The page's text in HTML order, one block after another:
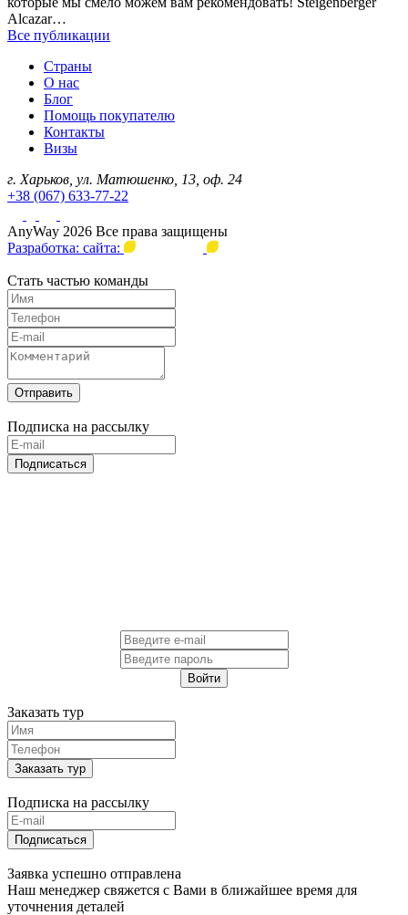
Alcazar…
Все публикации
Страны
О нас
Блог
Помощь покупателю
Контакты
Визы
г. Харьков, ул. Матюшенко, 13, оф. 24
+38 (067) 633-77-22
AnyWay 2026 Все права защищены
Разработка: сайта:
Стать частью команды
Отправить
Подписка на рассылку
Подписаться
Войти
Заказать тур
Заказать тур
Подписка на рассылку
Подписаться
Заявка успешно отправлена
Наш менеджер свяжется с Вами в ближайшее время для
уточнения деталей